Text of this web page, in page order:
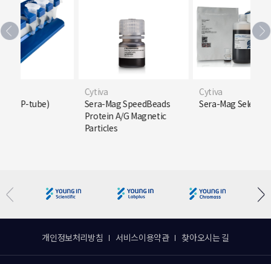
6 (EP-tube)
Cytiva
Sera-Mag SpeedBeads
Protein A/G Magnetic
Particles
Cytiva
Sera-Mag Select
개인정보처리방침 서비스이용약관 찾아오시는 길